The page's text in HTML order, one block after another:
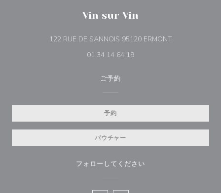
Vin sur Vin
122 RUE DE SANNOIS 95120 ERMONT((新しいウィン
01 34 14 64 19
ご予約
予約
バウチャー
フォローしてください